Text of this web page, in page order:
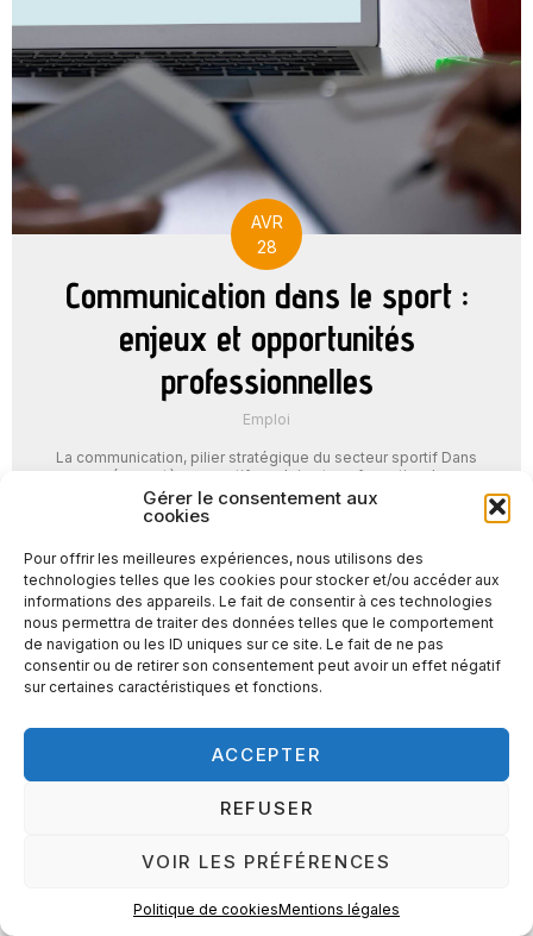
Gérer le consentement aux
cookies
Pour offrir les meilleures expériences, nous utilisons des
technologies telles que les cookies pour stocker et/ou accéder aux
informations des appareils. Le fait de consentir à ces technologies
nous permettra de traiter des données telles que le comportement
de navigation ou les ID uniques sur ce site. Le fait de ne pas
consentir ou de retirer son consentement peut avoir un effet négatif
sur certaines caractéristiques et fonctions.
ACCEPTER
REFUSER
VOIR LES PRÉFÉRENCES
Politique de cookiesMentions légales
AVR
28
Communication dans le sport :
enjeux et opportunités
professionnelles
Emploi
La communication, pilier stratégique du secteur sportif Dans
un écosystème sportif en pleine transformation, la
communication s’impose comme un levier de performance
incontournable. Selon une ...
LIRE LA SUITE →